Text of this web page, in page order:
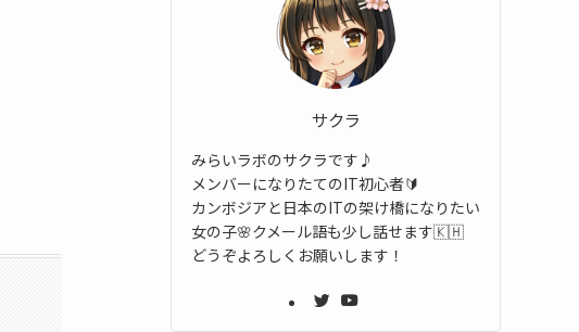
サクラ
みらいラボのサクラです♪
メンバーになりたてのIT初心者🔰
カンボジアと日本のITの架け橋になりたい
女の子🌸クメール語も少し話せます🇰🇭
どうぞよろしくお願いします！